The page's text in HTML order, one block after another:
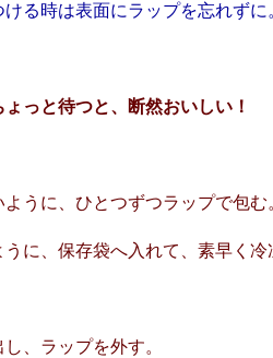
る時は表面にラップを忘れずに
っと待つと、断然おいしい！
うに、ひとつずつラップで包む
に、保存袋へ入れて、素早く冷
、ラップを外す。